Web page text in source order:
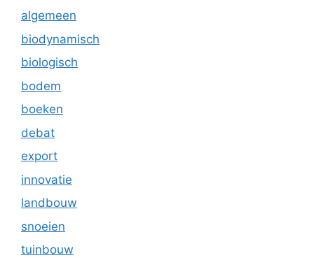
algemeen
biodynamisch
biologisch
bodem
boeken
debat
export
innovatie
landbouw
snoeien
tuinbouw